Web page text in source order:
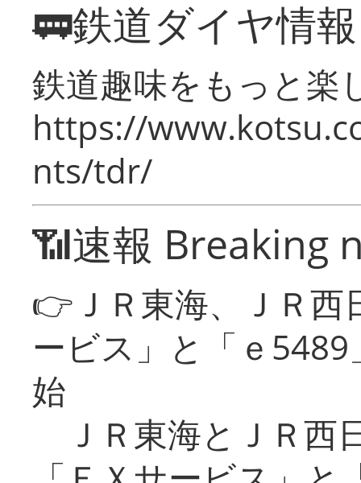
🚃鉄道ダイヤ情
鉄道趣味をもっと楽
https://
nts/tdr/
📶速報 Breaking
👉ＪＲ東海、ＪＲ
ービス」と「ｅ
始
ＪＲ東海とＪＲ西